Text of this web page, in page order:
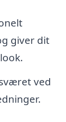
giver dit
ved